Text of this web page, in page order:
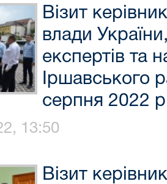
Візит
влади
експертів та
Іршавського
серпня 2022 р
13:50
Візит